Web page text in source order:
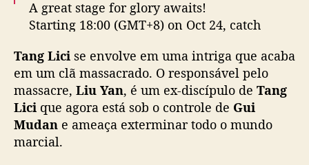
a
c
i
a
o
A great stage for glory awaits!
Starting 18:00 (GMT+8) on Oct 24, catch
early access! SVIPs can watch one extra
episode on release days! ➡
https://t.co/E3gYU7ORYy#LuoYunxi
#XiaoShunyao #AoZiyi #FangYilun …
pic.twitter.com/1zQxHGj9cr
Tang Lici se envolve em uma intriga que acaba
em um clã massacrado. O responsável pelo
massacre, Liu Yan, é um ex-discípulo de Tang
Lici que agora está sob o controle de Gui
Mudan e ameaça exterminar todo o mundo
marcial.